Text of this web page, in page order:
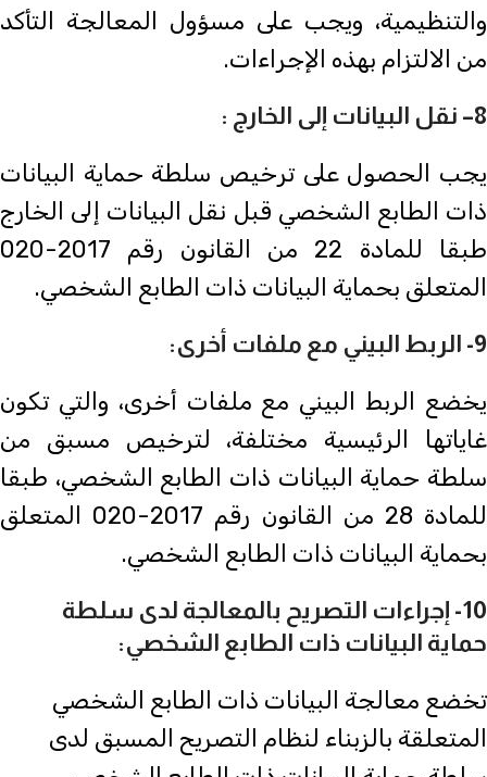
والتنظيمية، ويجب على مسؤول المعالجة التأكد
من الالتزام بهذه الإجراءات.
8– نقل البيانات إلى الخارج :
يجب الحصول على ترخيص سلطة حماية البيانات
ذات الطابع الشخصي قبل نقل البيانات إلى الخارج
طبقا للمادة 22 من القانون رقم 2017-020
المتعلق بحماية البيانات ذات الطابع الشخصي.
9- الربط البيني مع ملفات أخرى:
يخضع الربط البيني مع ملفات أخرى، والتي تكون
غاياتها الرئيسية مختلفة، لترخيص مسبق من
سلطة حماية البيانات ذات الطابع الشخصي، طبقا
للمادة 28 من القانون رقم 2017-020 المتعلق
بحماية البيانات ذات الطابع الشخصي.
10- إجراءات التصريح بالمعالجة لدى سلطة
حماية البيانات ذات الطابع الشخصي:
تخضع معالجة البيانات ذات الطابع الشخصي
المتعلقة بالزبناء لنظام التصريح المسبق لدى